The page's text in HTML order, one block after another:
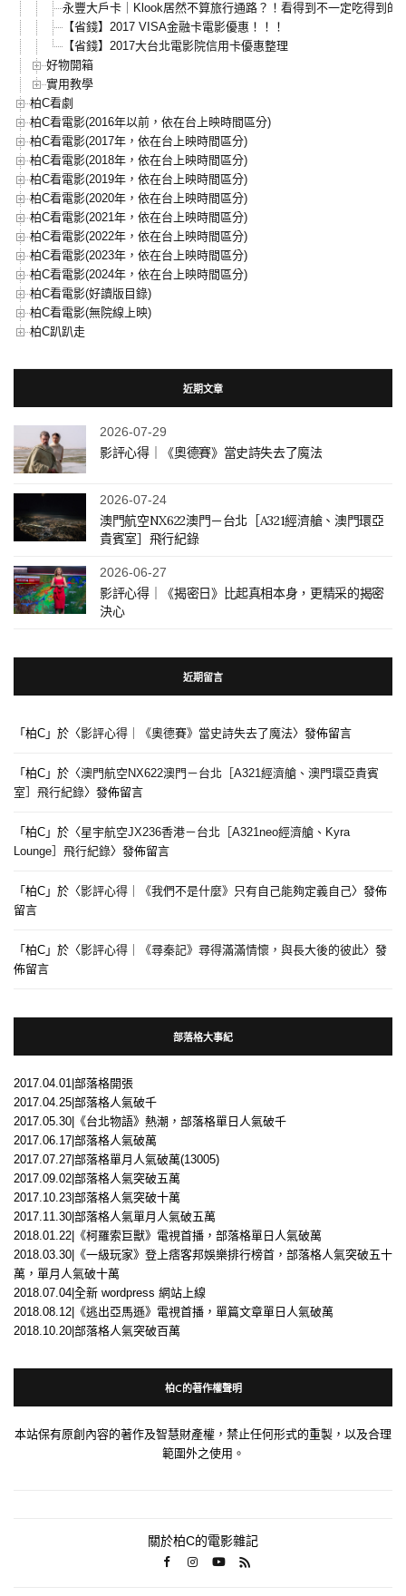
永豐大戶卡｜Klook居然不算旅行通路？！看得到不一定吃得到的
【省錢】2017 VISA金融卡電影優惠！！！
【省錢】2017大台北電影院信用卡優惠整理
好物開箱
實用教學
柏C看劇
柏C看電影(2016年以前，依在台上映時間區分)
柏C看電影(2017年，依在台上映時間區分)
柏C看電影(2018年，依在台上映時間區分)
柏C看電影(2019年，依在台上映時間區分)
柏C看電影(2020年，依在台上映時間區分)
柏C看電影(2021年，依在台上映時間區分)
柏C看電影(2022年，依在台上映時間區分)
柏C看電影(2023年，依在台上映時間區分)
柏C看電影(2024年，依在台上映時間區分)
柏C看電影(好讀版目錄)
柏C看電影(無院線上映)
柏C趴趴走
近期文章
2026-07-29
影評心得｜《奧德賽》當史詩失去了魔法
2026-07-24
澳門航空NX622澳門－台北［A321經濟艙、澳門環亞
貴賓室］飛行紀錄
2026-06-27
影評心得｜《揭密日》比起真相本身，更精采的揭密
決心
近期留言
「 柏C 」於〈影評心得｜《奧德賽》當史詩失去了魔法〉發佈留言
「 柏C 」於〈澳門航空NX622澳門－台北［A321經濟艙、澳門環亞貴賓
室］飛行紀錄〉發佈留言
「 柏C 」於〈星宇航空JX236香港－台北［A321neo經濟艙、Kyra
Lounge］飛行紀錄〉發佈留言
「 柏C 」於〈影評心得｜《我們不是什麼》只有自己能夠定義自己〉發佈
留言
「 柏C 」於〈影評心得｜《尋秦記》尋得滿滿情懷，與長大後的彼此〉發
佈留言
部落格大事紀
2017.04.01|部落格開張
2017.04.25|部落格人氣破千
2017.05.30|《台北物語》熱潮，部落格單日人氣破千
2017.06.17|部落格人氣破萬
2017.07.27|部落格單月人氣破萬(13005)
2017.09.02|部落格人氣突破五萬
2017.10.23|部落格人氣突破十萬
2017.11.30|部落格人氣單月人氣破五萬
2018.01.22|《柯羅索巨獸》電視首播，部落格單日人氣破萬
2018.03.30|《一級玩家》登上痞客邦娛樂排行榜首，部落格人氣突破五十
萬，單月人氣破十萬
2018.07.04|全新 wordpress 網站上線
2018.08.12|《逃出亞馬遜》電視首播，單篇文章單日人氣破萬
2018.10.20|部落格人氣突破百萬
柏C的著作權聲明
本站保有原創內容的著作及智慧財產權，禁止任何形式的重製，以及合理
範圍外之使用。
關於柏C的電影雜記